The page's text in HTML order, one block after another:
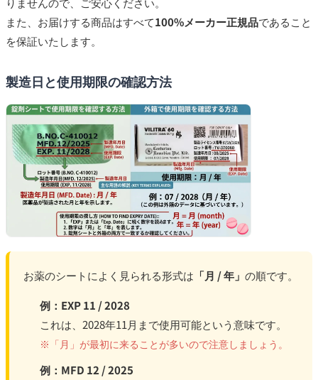
また、お届けする商品はすべて100%メーカー正規品であること
を保証いたします。
製造日と使用期限の確認方法
お薬のシートによく見られる形式は 「月 / 年」 の順です。
例：EXP 11 / 2028
これは、2028年11月まで使用可能という意味です。
※「月」が最初に来ることが多いので注意しましょう。
例：MFD 12 / 2025